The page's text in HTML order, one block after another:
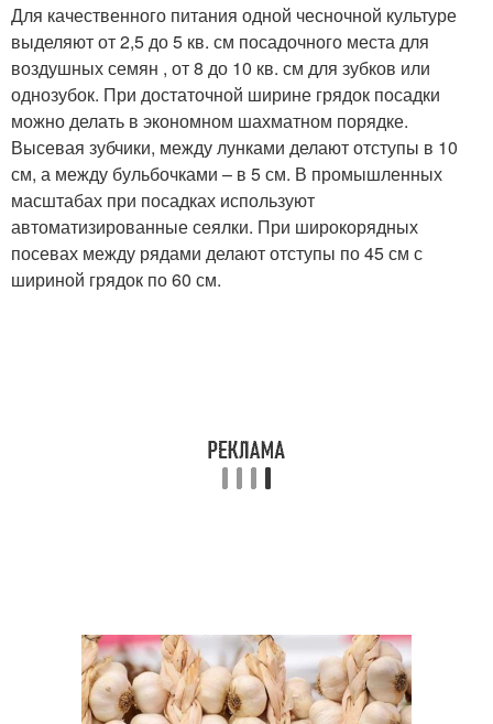
Для качественного питания одной чесночной культуре
выделяют от 2,5 до 5 кв. см посадочного места для
воздушных семян , от 8 до 10 кв. см для зубков или
однозубок. При достаточной ширине грядок посадки
можно делать в экономном шахматном порядке.
Высевая зубчики, между лунками делают отступы в 10
см, а между бульбочками – в 5 см. В промышленных
масштабах при посадках используют
автоматизированные сеялки. При широкорядных
посевах между рядами делают отступы по 45 см с
шириной грядок по 60 см.